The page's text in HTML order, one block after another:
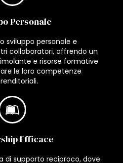
Personale
sviluppo personale e
collaboratori, offrendo un
e risorse formative
le loro competenze
Efficace
di supporto reciproco, dove